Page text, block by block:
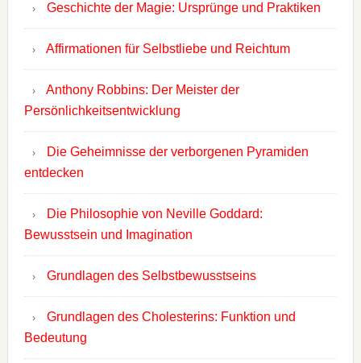
Geschichte der Magie: Ursprünge und Praktiken
Affirmationen für Selbstliebe und Reichtum
Anthony Robbins: Der Meister der
Persönlichkeitsentwicklung
Die Geheimnisse der verborgenen Pyramiden
entdecken
Die Philosophie von Neville Goddard:
Bewusstsein und Imagination
Grundlagen des Selbstbewusstseins
Grundlagen des Cholesterins: Funktion und
Bedeutung